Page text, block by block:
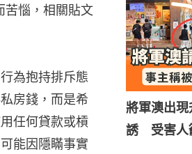
苦惱，相關貼文
為抱持排斥態
房錢，而是希
任何貸款或槓
能因隱瞞事實
將軍澳出
誘 受害人